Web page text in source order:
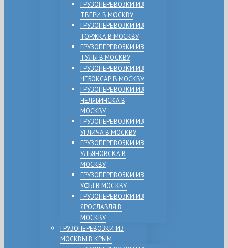
ГРУЗОПЕРЕВОЗКИ ИЗ
ТВЕРИ В МОСКВУ
ГРУЗОПЕРЕВОЗКИ ИЗ
ТОРЖКА В МОСКВУ
ГРУЗОПЕРЕВОЗКИ ИЗ
ТУЛЫ В МОСКВУ
ГРУЗОПЕРЕВОЗКИ ИЗ
ЧЕБОКСАР В МОСКВУ
ГРУЗОПЕРЕВОЗКИ ИЗ
ЧЕЛЯБИНСКА В
МОСКВУ
ГРУЗОПЕРЕВОЗКИ ИЗ
УГЛИЧА В МОСКВУ
ГРУЗОПЕРЕВОЗКИ ИЗ
УЛЬЯНОВСКА В
МОСКВУ
ГРУЗОПЕРЕВОЗКИ ИЗ
УФЫ В МОСКВУ
ГРУЗОПЕРЕВОЗКИ ИЗ
ЯРОСЛАВЛЯ В
МОСКВУ
ГРУЗОПЕРЕВОЗКИ ИЗ
МОСКВЫ В КРЫМ